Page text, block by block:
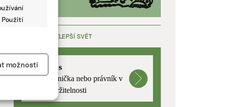
Použití
možnosti
PRÁCE, KTERÁ ZLEPŠÍ SVĚT
mutualus
Stáž: právnička nebo právník v
oblasti udržitelnosti